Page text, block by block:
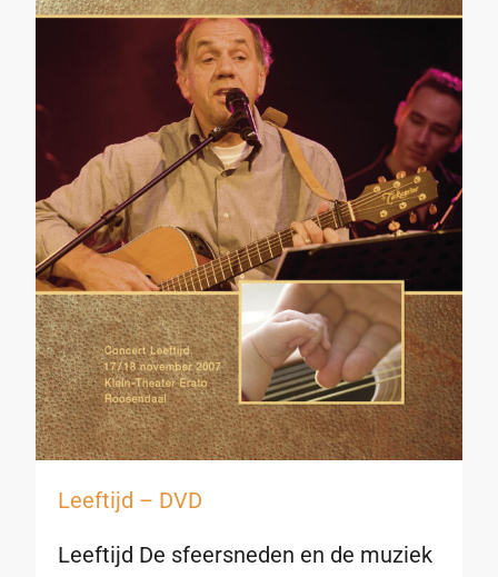
Leeftijd – DVD
Leeftijd De sfeersneden en de muziek